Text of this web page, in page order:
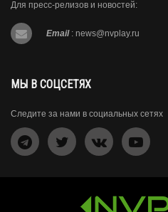
Для пресс-релизов и новостей:
Email : news@nvplay.ru
МЫ В СОЦСЕТЯХ
Следите за нами в социальных сетях